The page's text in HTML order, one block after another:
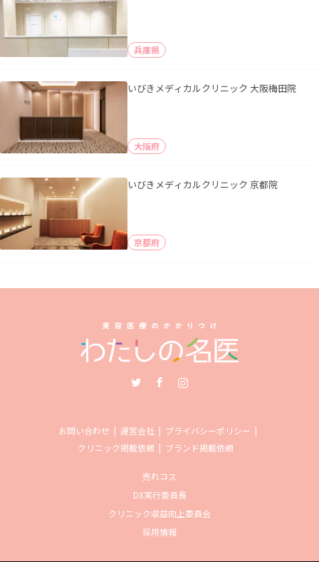
兵庫県
いびきメディカルクリニック 大阪梅田院
大阪府
いびきメディカルクリニック 京都院
京都府
お問い合わせ 運営会社
プライバシーポリシー
クリニック掲載依頼
ブランド掲載依頼
売れコス
DX実行委員長
クリニック収益向上委員会
採用情報